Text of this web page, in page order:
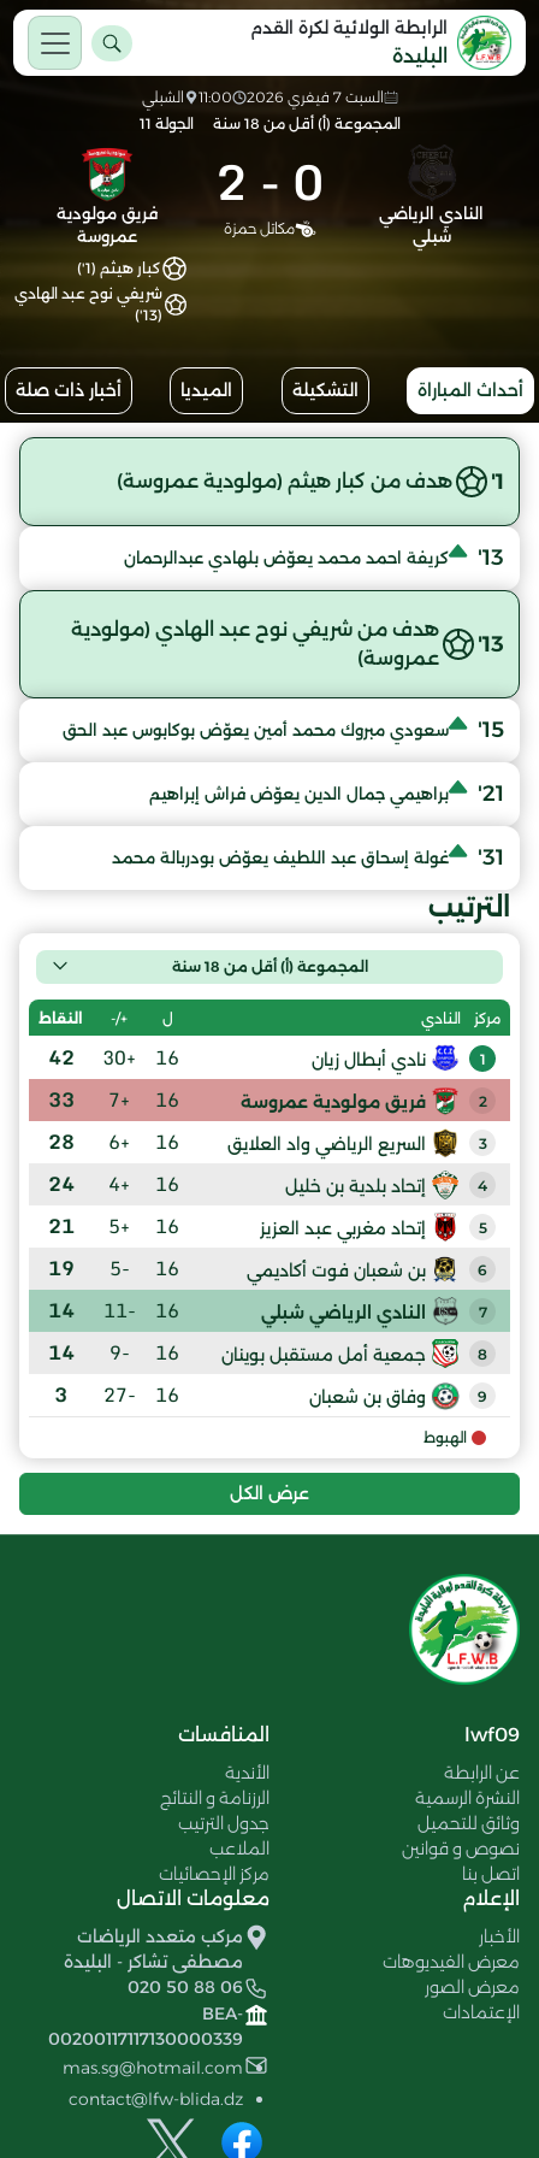
الرابطة الولائية لكرة القدم
البليدة
السبت 7 فيفري 2026 11:00
الشبلي
المجموعة (أ) أقل من 18 سنة
الجولة 11
النادي الرياضي
شبلي
0
-
2
مكاتل حمزة
فريق مولودية
عمروسة
كبار هيثم (1')
شريفي نوح عبد الهادي
(13')
أحداث المباراة التشكيلة الميديا أخبار ذات صلة
1' هدف من كبار هيثم (مولودية عمروسة)
13' كريفة احمد محمد يعوّض بلهادي عبدالرحمان
13'
هدف من شريفي نوح عبد الهادي (مولودية
عمروسة)
15' سعودي مبروك محمد أمين يعوّض بوكابوس عبد الحق
21' براهيمي جمال الدين يعوّض فراش إبراهيم
31' غولة إسحاق عبد اللطيف يعوّض بودربالة محمد
الترتيب
المجموعة (أ) أقل من 18 سنة
مركز النادي ل +/- النقاط
1 نادي أبطال زيان 16
+30
42
2 فريق مولودية عمروسة 16
+7
33
3 السريع الرياضي واد العلايق 16
+6
28
4 إتحاد بلدية بن خليل 16
+4
24
5 إتحاد مغربي عبد العزيز 16
+5
21
6 بن شعبان فوت أكاديمي 16
-5
19
7 النادي الرياضي شبلي 16
-11
14
8 جمعية أمل مستقبل بوينان 16
-9
14
9 وفاق بن شعبان 16
-27
3
الهبوط
عرض الكل
lwf09
عن الرابطة
النشرة الرسمية
وثائق للتحميل
نصوص و قوانين
اتصل بنا
المنافسات
الأندية
الرزنامة و النتائج
جدول الترتيب
الملاعب
مركز الإحصائيات
الإعلام
الأخبار
معرض الفيديوهات
معرض الصور
الإعتمادات
معلومات الاتصال
مركب متعدد الرياضات
مصطفى تشاكر - البليدة
020 50 88 06
BEA-
00200117117130000339
mas.sg@hotmail.com
contact@lfw-blida.dz